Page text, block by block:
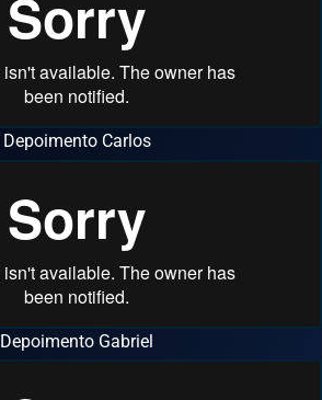
Depoimento Carlos
Depoimento Gabriel